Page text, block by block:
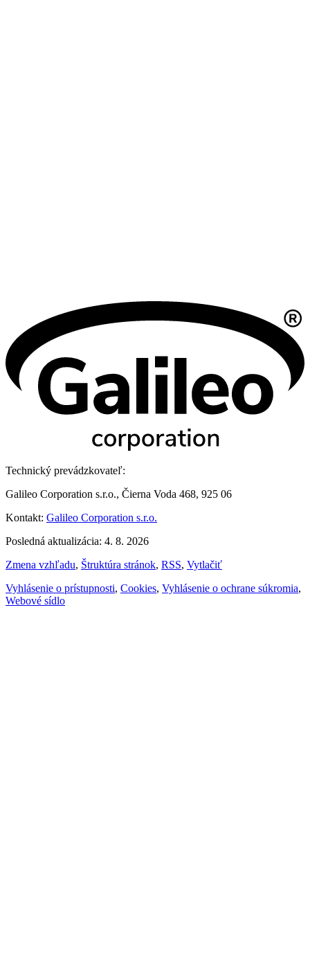
Technický prevádzkovateľ:
Galileo Corporation s.r.o., Čierna Voda 468, 925 06
Kontakt: Galileo Corporation s.r.o.
Posledná aktualizácia: 4. 8. 2026
Zmena vzhľadu, Štruktúra stránok, RSS, Vytlačiť
Vyhlásenie o prístupnosti, Cookies, Vyhlásenie o ochrane súkromia,
Webové sídlo